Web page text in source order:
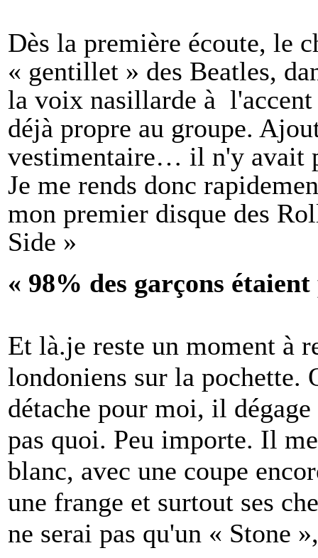
Dès la première écoute, le
« gentillet » des Beatles,
la voix nasillarde à l'accent
déjà propre au groupe.
vestimentaire… il n'y avait
Je me rends donc
mon premier disque des
Side »
« 98% des garçons
Et là.je reste un moment à
londoniens sur la pochette.
détache pour moi, il
pas quoi. Peu importe. Il
blanc, avec une coupe
une frange et surtout ses
ne serai pas qu'un « Stone